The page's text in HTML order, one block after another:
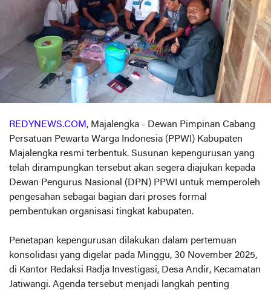
REDYNEWS.COM , Majalengka - Dewan Pimpinan Cabang
Persatuan Pewarta Warga Indonesia (PPWI) Kabupaten
Majalengka resmi terbentuk. Susunan kepengurusan yang
telah dirampungkan tersebut akan segera diajukan kepada
Dewan Pengurus Nasional (DPN) PPWI untuk memperoleh
pengesahan sebagai bagian dari proses formal
pembentukan organisasi tingkat kabupaten.
Penetapan kepengurusan dilakukan dalam pertemuan
konsolidasi yang digelar pada Minggu, 30 November 2025,
di Kantor Redaksi Radja Investigasi, Desa Andir, Kecamatan
Jatiwangi. Agenda tersebut menjadi langkah penting